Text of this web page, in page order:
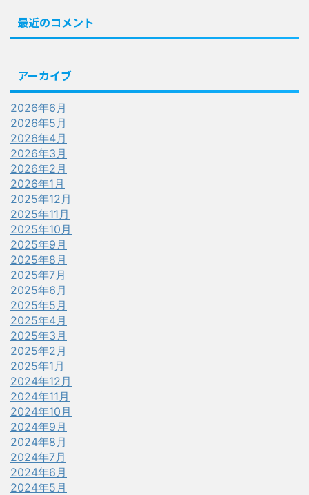
最近のコメント
アーカイブ
2026年6月
2026年5月
2026年4月
2026年3月
2026年2月
2026年1月
2025年12月
2025年11月
2025年10月
2025年9月
2025年8月
2025年7月
2025年6月
2025年5月
2025年4月
2025年3月
2025年2月
2025年1月
2024年12月
2024年11月
2024年10月
2024年9月
2024年8月
2024年7月
2024年6月
2024年5月